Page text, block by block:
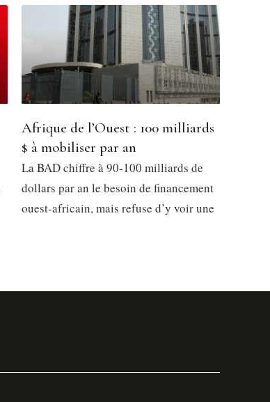
Afrique de l’Ouest : 100 milliards
$ à mobiliser par an
La BAD chiffre à 90-100 milliards de
dollars par an le besoin de financement
ouest-africain, mais refuse d’y voir une